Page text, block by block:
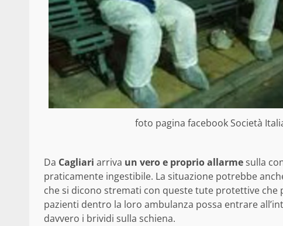
foto pagina facebook Società
Da Cagliari arriva un vero e proprio allarmesulla
praticamente ingestibile. La situazione potrebbe
che si dicono stremati con queste tute protettive
pazienti dentro la loro ambulanza possa entrare
davvero i brividi sulla schiena.